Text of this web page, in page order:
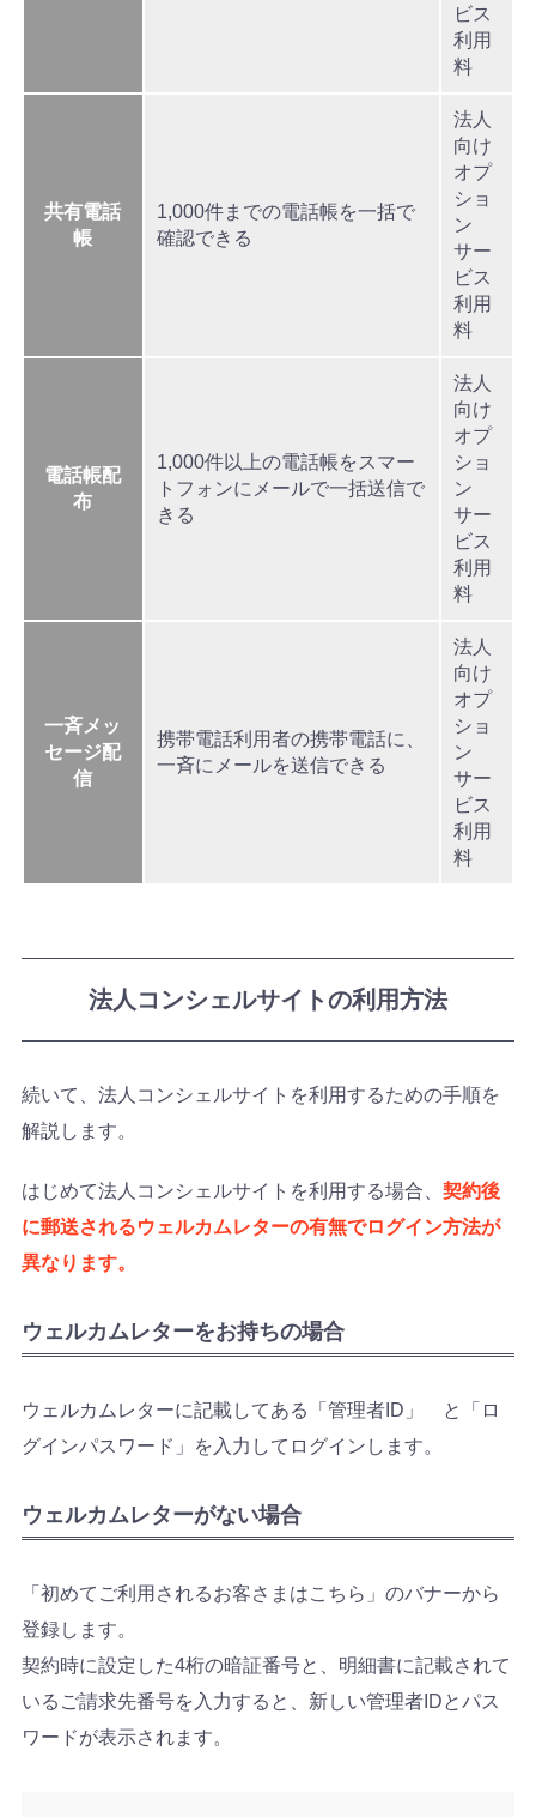
ビス
利用
料
共有電話
帳
1,000件までの電話帳を一括で
確認できる
法人
向け
オプ
ショ
ン
サー
ビス
利用
料
電話帳配
布
1,000件以上の電話帳をスマー
トフォンにメールで一括送信で
きる
法人
向け
オプ
ショ
ン
サー
ビス
利用
料
一斉メッ
セージ配
信
携帯電話利用者の携帯電話に、
一斉にメールを送信できる
法人
向け
オプ
ショ
ン
サー
ビス
利用
料
法人コンシェルサイトの利用方法
続いて、法人コンシェルサイトを利用するための手順を
解説します。
はじめて法人コンシェルサイトを利用する場合、 契約後
に郵送されるウェルカムレターの有無でログイン方法が
異なります。
ウェルカムレターをお持ちの場合
ウェルカムレターに記載してある「管理者ID」 と「ロ
グインパスワード」を入力してログインします。
ウェルカムレターがない場合
「初めてご利用されるお客さまはこちら」のバナーから
登録します。
契約時に設定した4桁の暗証番号と、明細書に記載されて
いるご請求先番号を入力すると、新しい管理者IDとパス
ワードが表示されます。